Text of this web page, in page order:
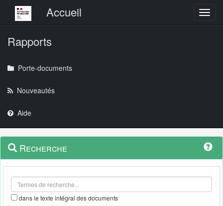
Menu principalAccueil
Rapports
Porte-documents
Nouveautés
Aide
Navigation
outils
Menu
contextuel
Recherche
dans le texte intégral des documents